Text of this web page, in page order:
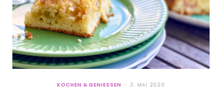
KOCHEN & GENIESSEN 3. MAI 2020